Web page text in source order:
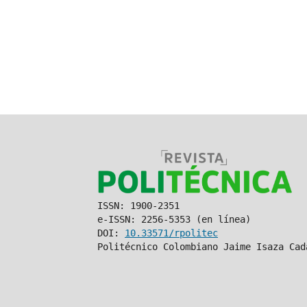
ISSN: 1900-2351
e-ISSN: 2256-5353 (en línea)
DOI: 10.33571/rpolitec
Politécnico Colombiano Jaime Isaza